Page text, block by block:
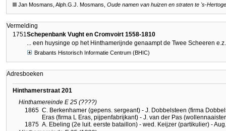
Jan Mosmans, Alph.G.J. Mosmans, Oude namen van huizen en straten te 's-
Vermelding
1751Schepenbank Vught en Cromvoirt 1558-1810
... een huysinge op het Hinthamerijnde genaampt de Twee Scheeren
Brabants Historisch Informatie Centrum (BHIC)
Adresboeken
Hinthamerstraat 201
Hinthamereinde E 25 (????)
1865 C. Berkenhamer (gepens. sergeant) - J. Dobbelsteen (firma
Eras (firma L Eras, pijpenfabrijkant) - J. van der Pas
1875 A. Ebeling (2e luit. eerste bataillon) - wed. Keijzer (partikulier) -